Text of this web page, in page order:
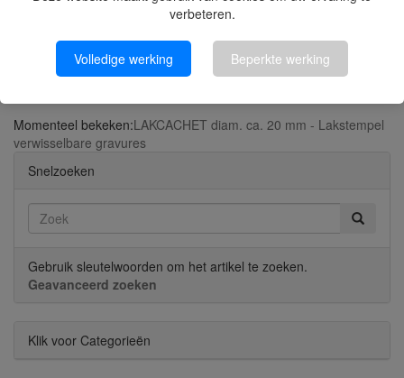
verbeteren.
Volledige werking Beperkte werking
Flexible Lakstaaf Pastelgroen | Posta L
Momenteel bekeken:LAKCACHET diam. ca. 20 mm - Lakstempel
verwisselbare gravures
Snelzoeken
Gebruik sleutelwoorden om het artikel te zoeken.
Geavanceerd zoeken
Klik voor Categorieën